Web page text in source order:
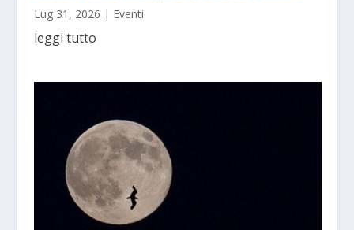
Lug 31, 2026 | Eventi
leggi tutto